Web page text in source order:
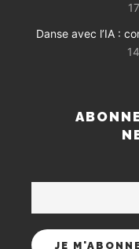
Danse avec l’IA :